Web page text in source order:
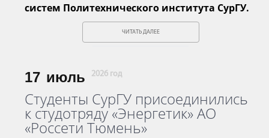
систем Политехнического института СурГУ.
ЧИТАТЬ ДАЛЕЕ
17 июль 2026 год
Студенты СурГУ присоединились
к студотряду «Энергетик» АО
«Россети Тюмень»